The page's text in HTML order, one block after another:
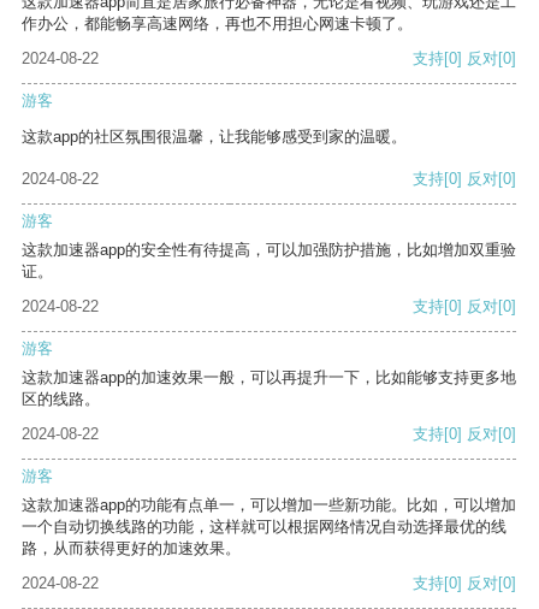
作办公，都能畅享高速网络，再也不用担心网速卡顿了。
2024-08-22
支持[0] 反对[0]
游客
这款app的社区氛围很温馨，让我能够感受到家的温暖。
2024-08-22 支持[0] 反对[0]
游客
这款加速器app的安全性有待提高，可以加强防护措施，比如增加双重验
证。
2024-08-22
支持[0] 反对[0]
游客
这款加速器app的加速效果一般，可以再提升一下，比如能够支持更多地
区的线路。
2024-08-22
支持[0] 反对[0]
游客
这款加速器app的功能有点单一，可以增加一些新功能。比如，可以增加
一个自动切换线路的功能，这样就可以根据网络情况自动选择最优的线
路，从而获得更好的加速效果。
2024-08-22
支持[0] 反对[0]